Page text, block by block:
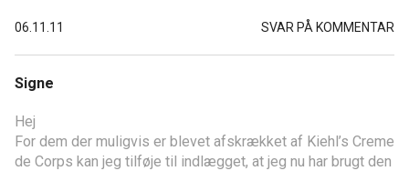
06.11.11 SVAR PÅ KOMMENTAR
Signe
Hej
For dem der muligvis er blevet afskrækket af Kiehl’s Creme
de Corps kan jeg tilføje til indlægget, at jeg nu har brugt den